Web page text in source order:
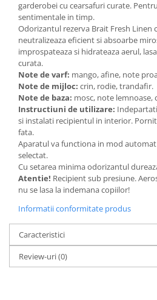
Adeziv dentar si ingrijire proteza
Igiena intima
Tampoane si absorbante
Geluri si deodorante igiena intima
Produse manichiura & pedichiura
Oja si lac de unghii
Accesorii manichiura & pedichiura
Scutece adulti
Seturi cadou
garderobei cu cearsafuri curate.
sentimentale in timp.
Odorizantul rezerva Brait Fresh Linen
neutralizeaza eficient si absoarbe
improspateaza si hidrateaza aerul,
curata.
Note de varf: mango, afine, note
Note de mijloc: crin, rodie, trandafir.
Note de baza: mosc, note lemnoase,
Instructiuni de utilizare:
si instalati recipientul in interior.
fata.
Aparatul va functiona in mod
selectat.
Cu setarea minima odorizantul
Atentie! Recipient sub presiune.
nu se lasa la indemana copiilor!
Informatii conformitate produs
Caracteristici
Review-uri(0)